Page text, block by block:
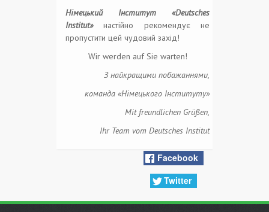
Німецький Інститут «Deutsches
Institut»настійно рекомендує не
пропустити цей чудовий захід!
Wir werden auf Sie warten!
З найкращими побажаннями,
команда «Німецького Інституту»
Mit freundlichen Grüßen,
Ihr Team vom Deutsches Institut
Facebook
Twitter